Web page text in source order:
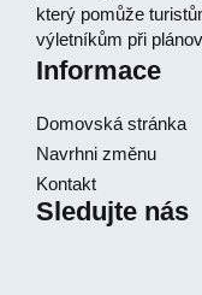
který pomůže
výletníkům při
Informace
Domovská stránka
Navrhni změnu
Kontakt
Sledujte nás